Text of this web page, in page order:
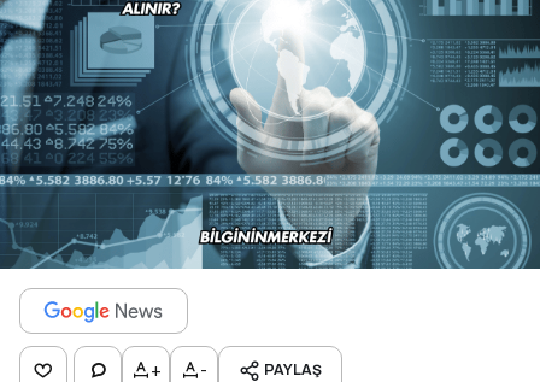
+ - PAYLAŞ